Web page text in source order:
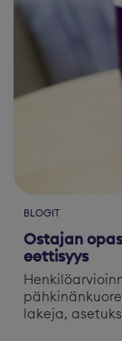
BLOGIT
Ostajan
eettisyys
lakeja,